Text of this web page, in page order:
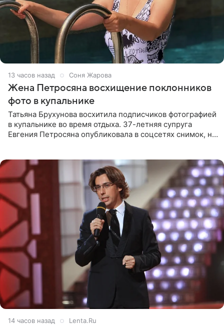
13 часов назад Соня Жарова
Жена Петросяна восхищение поклонников
фото в купальнике
Татьяна Брухунова восхитила подписчиков фотографией
в купальнике во время отдыха. 37-летняя супруга
Евгения Петросяна опубликовала в соцсетях снимок, на
14 часов назад Lenta.Ru